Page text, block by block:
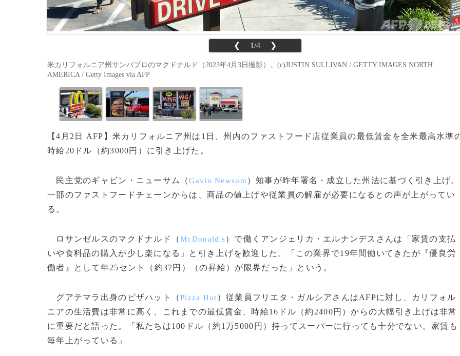
❮ 1/4 ❯
米カリフォルニア州サンパブロのマクドナルド（2023年4月3日撮影）。(c)JUSTIN SULLIVAN / GETTY IMAGES NORTH
AMERICA / Getty Images via AFP
【4月2日 AFP】米カリフォルニア州は1日、州内のファストフード店従業員の最低賃金を全米最高水準
時給20ドル（約3000円）に引き上げた。
民主党のギャビン・ニューサム（Gavin Newsom ）知事が昨年署名・成立した州法に基づく引き上げ。
一部のファストフードチェーンからは、商品の値上げや従業員の解雇が必要になるとの声が上がってい
る。
ロサンゼルスのマクドナルド（McDonald's）で働くアンジェリカ・エルナンデスさんは「家賃の支払
いや食料品の購入が少し楽になる」と引き上げを歓迎した。「この業界で19年間働いてきたが『優良労
働者』として年25セント（約37円）（の昇給）が限界だった」という。
グアテマラ出身のピザハット（Pizza Hut ）従業員フリエタ・ガルシアさんはAFPに対し、カリフォル
ニアの生活費は非常に高く、これまでの最低賃金、時給16ドル（約2400円）からの大幅引き上げは非常
に重要だと語った。「私たちは100ドル（約1万5000円）持ってスーパーに行っても十分でない。家賃も
毎年上がっている」